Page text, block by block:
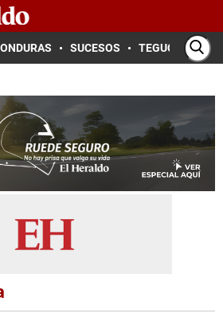
SUCESOS TEGUCIGALPA